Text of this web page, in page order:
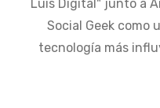
Luis Digital" junto a
Social Geek como
tecnología más